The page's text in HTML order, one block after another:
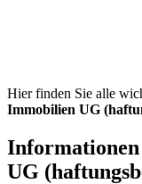
Hier finden Sie alle
Immobilien UG
UG